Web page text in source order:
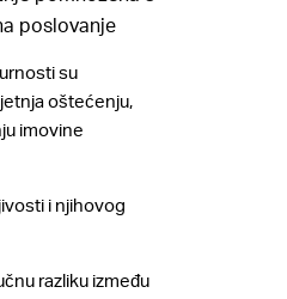
poslovanje
su
oštećenju,
imovine
i njihovog
razliku između